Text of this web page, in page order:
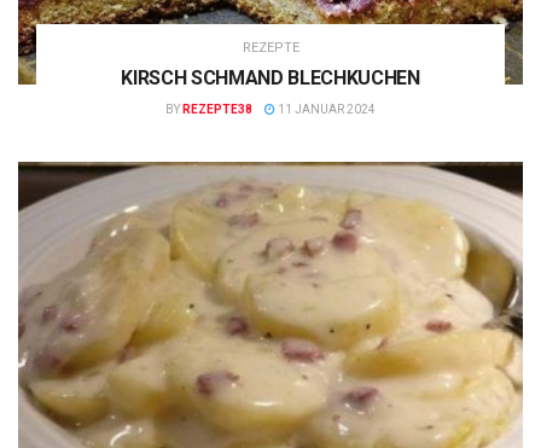
REZEPTE
KIRSCH SCHMAND BLECHKUCHEN
BY REZEPTE38 11 JANUAR 2024